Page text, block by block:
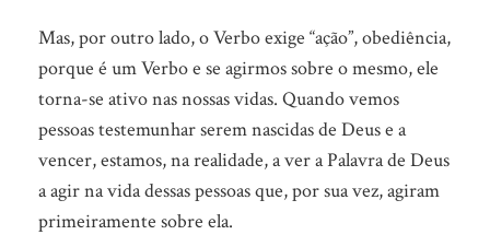
Mas, por outro lado, o Verbo exige “ação”, obediência,
porque é um Verbo e se agirmos sobre o mesmo, ele
torna-se ativo nas nossas vidas. Quando vemos
pessoas testemunhar serem nascidas de Deus e a
vencer, estamos, na realidade, a ver a Palavra de Deus
a agir na vida dessas pessoas que, por sua vez, agiram
primeiramente sobre ela.